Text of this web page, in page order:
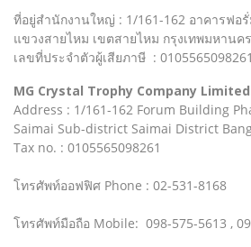
ที่อยู่สำนักงานใหญ่ : 1/161-162 อาคารฟอ
แขวงสายไหม เขตสายไหม กรุงเทพมหานค
เลขที่ประจำตัวผู้เสียภาษี : 0105565098261
MG Crystal Trophy Company
Address : 1/161-162 Forum Building
Saimai Sub-district Saimai District
Tax no. : 0105565098261
โทรศัพท์ออฟฟิศ Phone : 02-531-8168
โทรศัพท์มือถือ Mobile: 098-575-5613 ,